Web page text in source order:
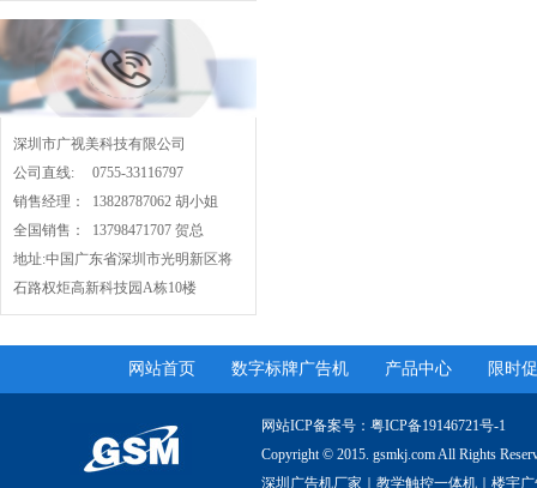
定制福利体彩机
深圳市广视美科技有限公司
公司直线: 0755-33116797
销售经理： 13828787062 胡小姐
全国销售： 13798471707 贺总
地址:中国广东省深圳市光明新区将
石路权炬高新科技园A栋10楼
网站首页 数字标牌广告机 产品中心 限时
网站ICP备案号： 粤ICP备19146721号-1
Copyright © 2015. gsmkj.com All Rights
深圳广告机厂家｜教学触控一体机｜楼宇